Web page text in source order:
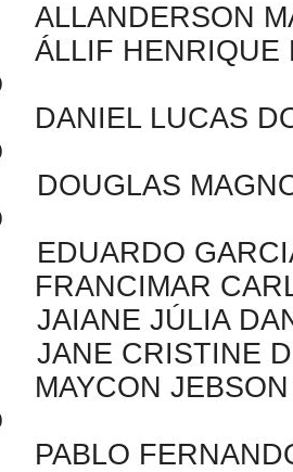
ÁLLIF
DANIEL
DOUGLAS
JANE
PABLO